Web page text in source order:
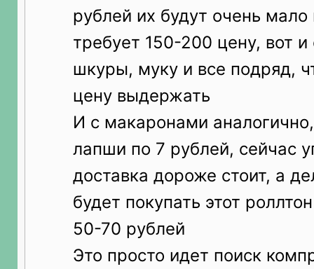
рублей их будут очень мало
требует 150-200 цену, вот и
шкуры, муку и все подряд,
цену выдержать
И с макаронами
лапши по 7 рублей, сейчас
доставка дороже стоит, а
будет покупать этот
50-70 рублей
Это просто идет поиск